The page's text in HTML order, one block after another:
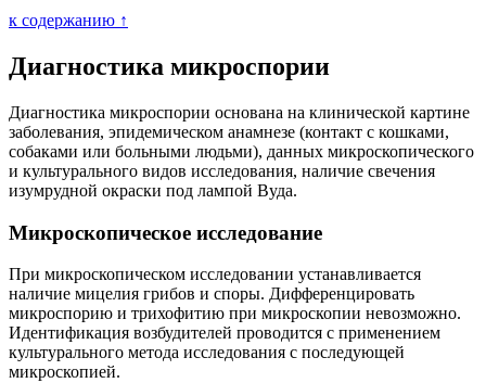
к содержанию ↑
Диагностика микроспории
Диагностика микроспории основана на клинической картине
заболевания, эпидемическом анамнезе (контакт с кошками,
собаками или больными людьми), данных микроскопического
и культурального видов исследования, наличие свечения
изумрудной окраски под лампой Вуда.
Микроскопическое исследование
При микроскопическом исследовании устанавливается
наличие мицелия грибов и споры. Дифференцировать
микроспорию и трихофитию при микроскопии невозможно.
Идентификация возбудителей проводится с применением
культурального метода исследования с последующей
микроскопией.